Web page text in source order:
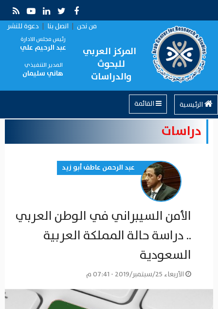
من نحن | اتصل بنا | دعوة للنشر
المركز العربي
للبحوث
والدراسات
رئيس مجلس الادارة
عبد الرحيم علي
المدير التنفيذي
هاني سليمان
الرئيسية
دراسات
عبد الرحمن عاطف أبو زيد
الأمن السيبراني في الوطن العربي
.. دراسة حالة المملكة العربية
السعودية
الأربعاء 25/سبتمبر/2019 - 07:41 م